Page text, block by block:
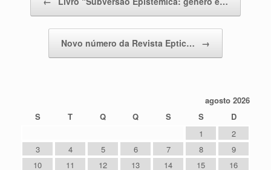
Novo número da Revista Eptic… →
agosto 2026
S
T Q Q S S
D
1
2
3
4 5 6 7 8
9
10
11 12 13 14 15
16